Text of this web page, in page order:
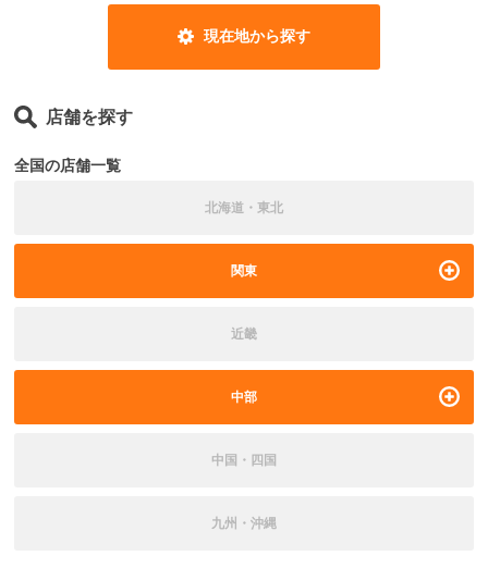
現在地から探す
店舗を探す
全国の店舗一覧
北海道・東北
関東
近畿
中部
中国・四国
九州・沖縄